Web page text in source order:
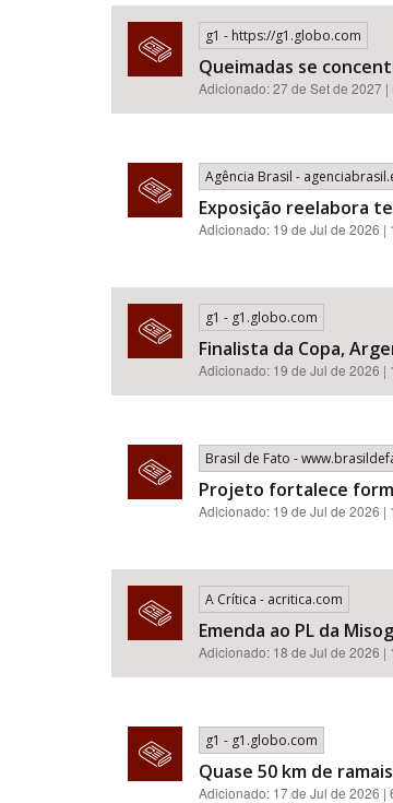
g1 - https://g1.globo.com
Queimadas se
Adicionado: 27 de Set de 2027
Agência Brasil -
Exposição reelabora
Adicionado: 19 de Jul de 2026 |
g1 - g1.globo.com
Finalista da Copa,
Adicionado: 19 de Jul de 2026 |
Brasil de Fato -
Projeto fortalece
Adicionado: 19 de Jul de 2026 |
A Crítica - acritica.com
Emenda ao PL da
Adicionado: 18 de Jul de 2026 |
g1 - g1.globo.com
Quase 50 km de
Adicionado: 17 de Jul de 2026 |